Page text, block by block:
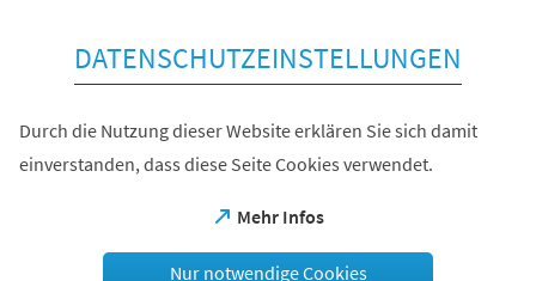
DATENSCHUTZEINSTELLUNGEN
Durch die Nutzung dieser Website erklären Sie sich damit
einverstanden, dass diese Seite Cookies verwendet.
Mehr Infos
(Öffnet
einem
Nur notwendige Cookies